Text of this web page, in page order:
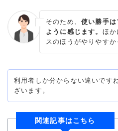
そのため、 使い勝手
ように感じます。 ほか
スのほうがやりやすか
利用者しか分からない違いです
ざいます。
関連記事はこちら